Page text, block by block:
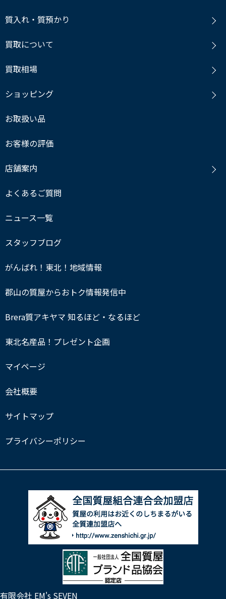
質入れ・質預かり
買取について
買取相場
ショッピング
お取扱い品
お客様の評価
店舗案内
よくあるご質問
ニュース一覧
スタッフブログ
がんばれ！東北！地域情報
郡山の質屋からおトク情報発信中
Brera質アキヤマ 知るほど・なるほど
東北名産品！プレゼント企画
マイページ
会社概要
サイトマップ
プライバシーポリシー
有限会社 EM's SEVEN